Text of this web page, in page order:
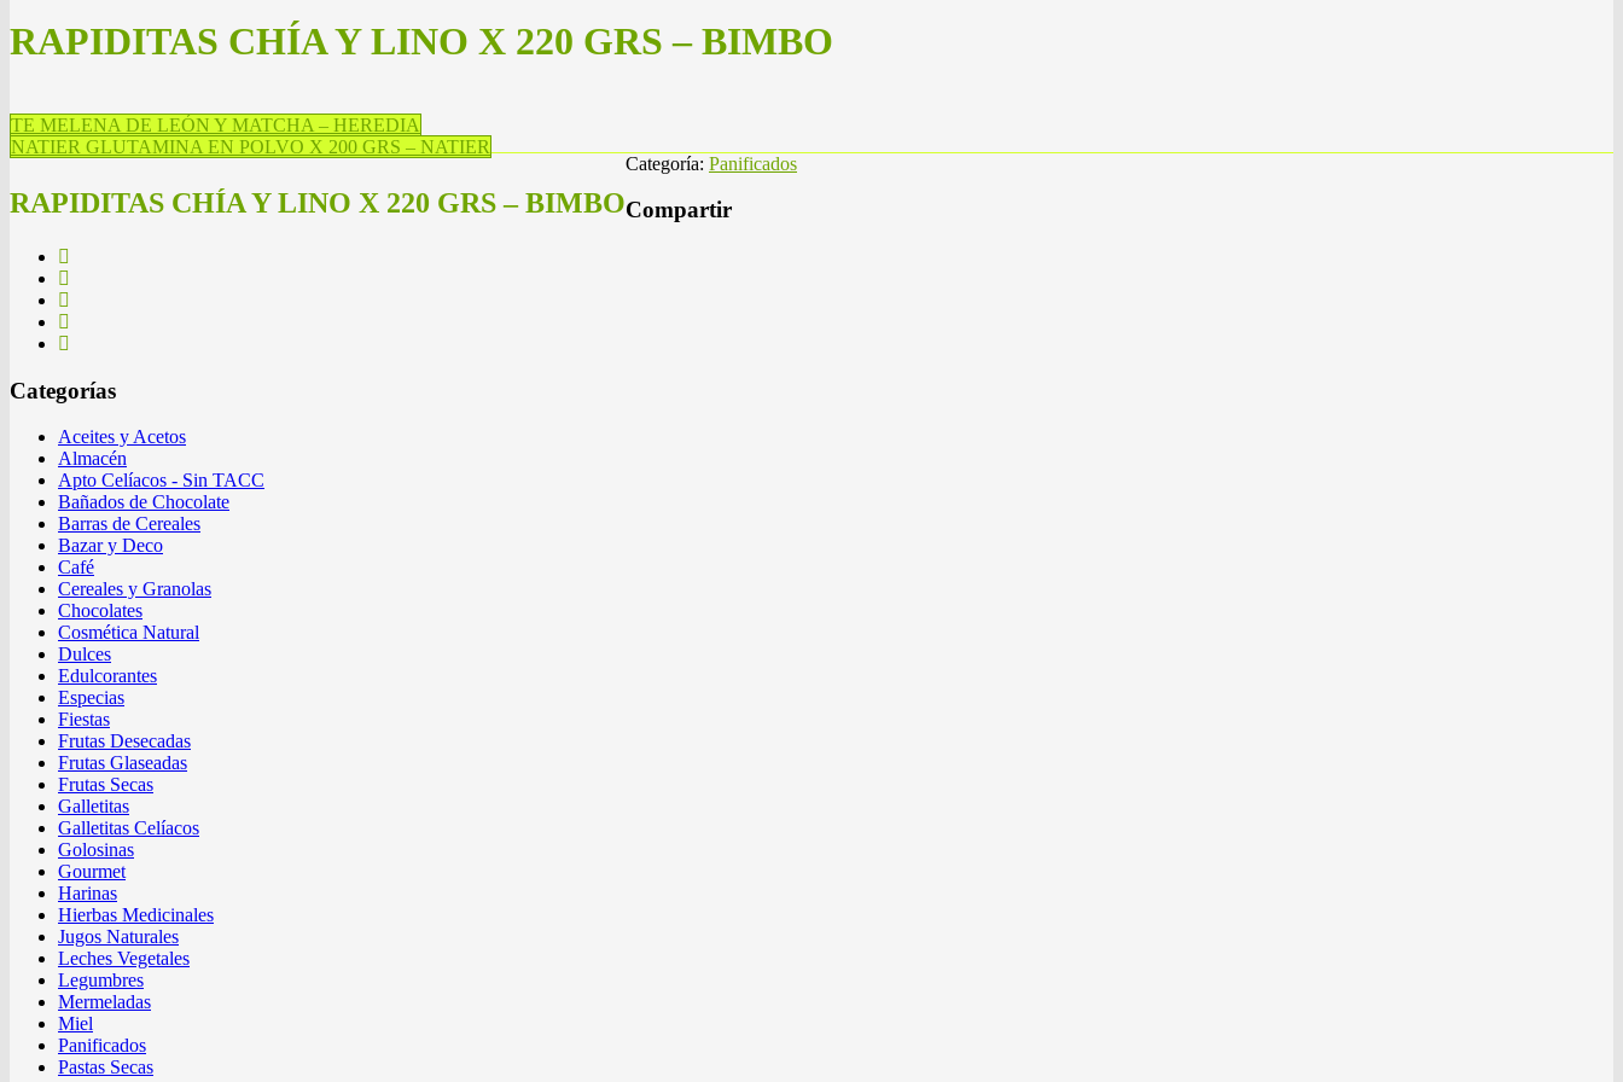
RAPIDITAS CHÍA Y LINO X 220 GRS – BIMBO
TE MELENA DE LEÓN Y MATCHA – HEREDIA
NATIER GLUTAMINA EN POLVO X 200 GRS – NATIER
RAPIDITAS CHÍA Y LINO X 220 GRS – BIMBO
Categoría: Panificados
Compartir
Categorías
Aceites y Acetos
Almacén
Apto Celíacos - Sin TACC
Bañados de Chocolate
Barras de Cereales
Bazar y Deco
Café
Cereales y Granolas
Chocolates
Cosmética Natural
Dulces
Edulcorantes
Especias
Fiestas
Frutas Desecadas
Frutas Glaseadas
Frutas Secas
Galletitas
Galletitas Celíacos
Golosinas
Gourmet
Harinas
Hierbas Medicinales
Jugos Naturales
Leches Vegetales
Legumbres
Mermeladas
Miel
Panificados
Pastas Secas